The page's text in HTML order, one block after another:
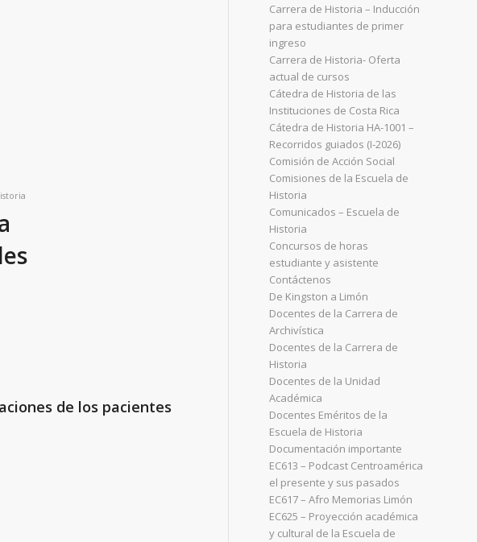
de los pacientes
Carrera de Historia – Inducción
para estudiantes de primer
ingreso
Carrera de Historia- Oferta
actual de cursos
Cátedra de Historia de las
Instituciones de Costa Rica
Cátedra de Historia HA-1001 –
Recorridos guiados (I-2026)
Comisión de Acción Social
Comisiones de la Escuela de
Historia
Comunicados – Escuela de
Historia
Concursos de horas
estudiante y asistente
Contáctenos
De Kingston a Limón
Docentes de la Carrera de
Archivística
Docentes de la Carrera de
Historia
Docentes de la Unidad
Académica
Docentes Eméritos de la
Escuela de Historia
Documentación importante
EC613 – Podcast Centroamérica
el presente y sus pasados
EC617 – Afro Memorias Limón
EC625 – Proyección académica
y cultural de la Escuela de